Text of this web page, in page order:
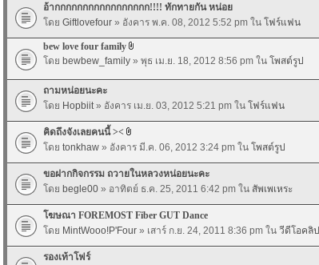
อ้ากกกกกกกกกกกกกกกกก!!!! ทักทายกัน หน่อย
โดย Giftlovefour » อังคาร พ.ค. 08, 2012 5:52 pm ใน โฟร์แฟน
bew love four family
โดย bewbew_family » พุธ เม.ย. 18, 2012 8:56 pm ใน โพสต์รูป
ถามหน่อยนะคะ
โดย Hopbiit» อังคาร เม.ย. 03, 2012 5:21 pm ใน โฟร์แฟน
คิดถึงจังเลยคนนี้ ><
โดย tonkhaw » อังคาร มี.ค. 06, 2012 3:24 pm ใน โพสต์รูป
ขอฝากกิจกรรม ถวายในหลวงหน่อยนะคะ
โดย begle00 » อาทิตย์ ธ.ค. 25, 2011 6:42 pm ใน สัพเพเหระ
โฆษณา FOREMOST Fiber GUT Dance
โดย MintWooo!P'Four » เสาร์ ก.ย. 24, 2011 8:36 pm ใน วีดีโอคลิป
รองเท้าโฟร์